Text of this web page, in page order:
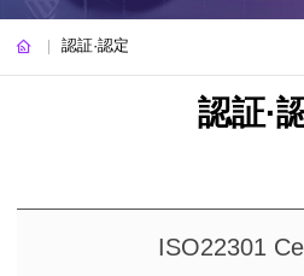
認証·認定
ISO22301